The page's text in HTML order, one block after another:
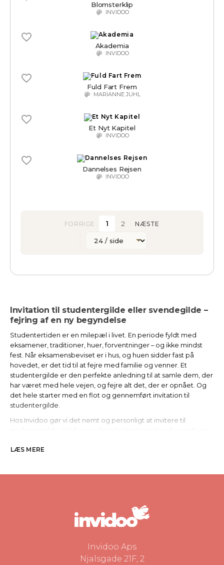
Blomsterklip
INVIDOO
Akademia
INVIDOO
Fuld Fart Frem
MARIANNE JUHL
Et Nyt Kapitel
INVIDOO
Dannelses Rejsen
INVIDOO
FORRIGE 1 2 NÆSTE
Invitation til studentergilde eller svendegilde –
fejring af en ny begyndelse
Studentertiden er en milepæl i livet. En periode fyldt med
eksamener, traditioner, huer, forventninger – og ikke mindst
fest. Når eksamensbeviset er i hus, og huen sidder fast på
hovedet, er det tid til at fejre med familie og venner. Et
studentergilde er den perfekte anledning til at samle dem, der
har været med hele vejen, og fejre alt det, der er opnået. Og
det hele starter med en flot og gennemført invitation til
studentergilde.
Hos Invidoo gør vi det nemt og personligt at invitere til
uanset om du holder festen hjemme, i haven, i telt eller et
Hvorfor vælge en digital invitation til
Derfor giver det ekstra god mening at sende invitationen
digitalt. Her er nogle af fordelene:
Du får automatisk overblik over hvem der har svaret
LÆS MERE
Invidoo Aps
Njalsgade 21F, 2